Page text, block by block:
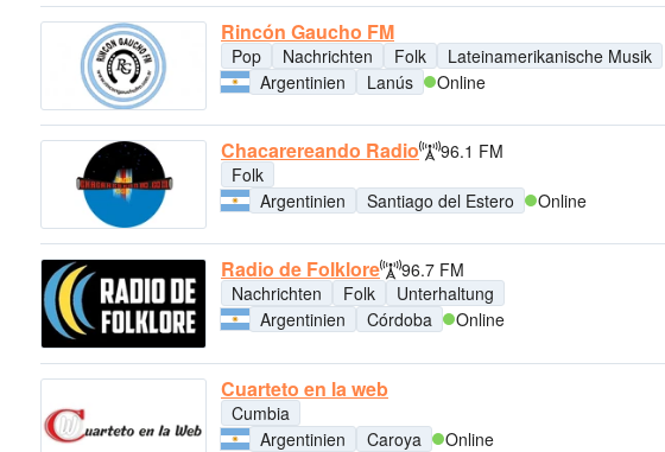
Rincón Gaucho FM
Pop Nachrichten Folk
Lateinamerikanische Musik
Argentinien
Lanús Online
Chacarereando Radio
96.1 FM
Folk
Argentinien
Santiago del Estero Online
Radio de Folklore
96.7 FM
Nachrichten
Folk
Unterhaltung
Argentinien
Córdoba Online
Cuarteto en la web
Cumbia
Argentinien
Caroya Online